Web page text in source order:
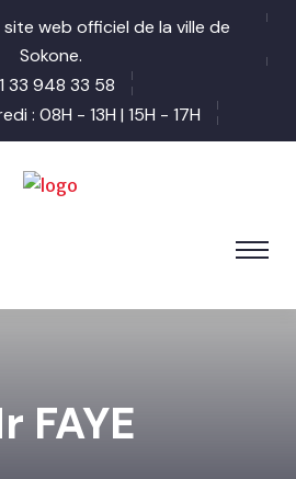
site web officiel de la ville de
Sokone.
33 948 33 58
: 08H - 13H | 15H - 17H
FAYE